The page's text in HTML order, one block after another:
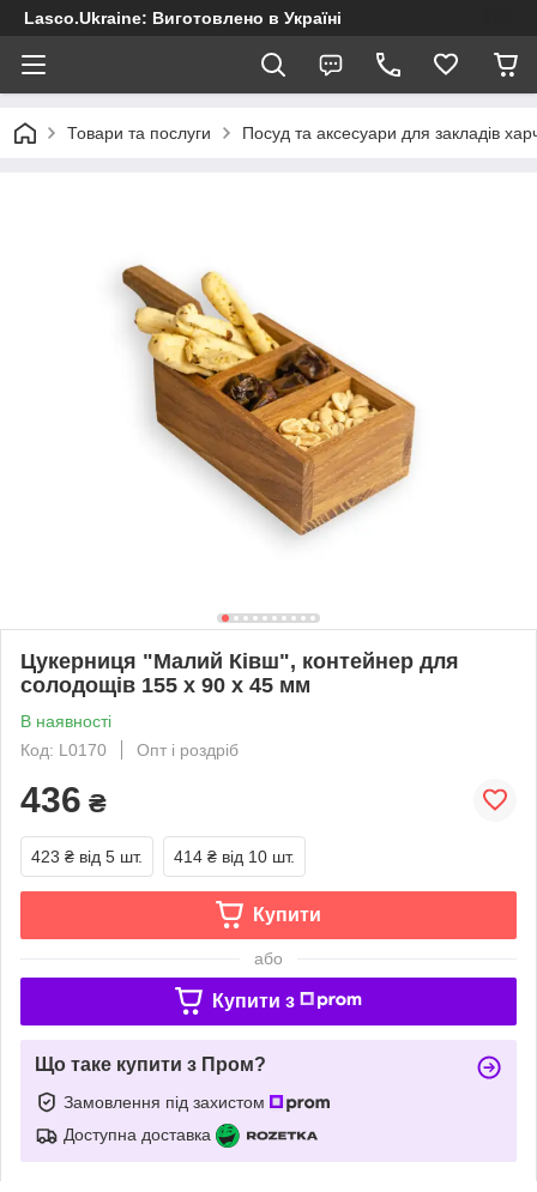
Lasco.Ukraine: Виготовлено в Україні
Товари та послуги Посуд та аксесуари для закладів
Цукерниця "Малий Ківш", контейнер для
солодощів 155 х 90 х 45 мм
В наявності
Код: L0170
Опт і роздріб
436 ₴
423 ₴ від 5 шт. 414 ₴ від 10 шт.
Купити
або
Купити з
Що таке купити з Пром?
Замовлення під захистом
Доступна доставка